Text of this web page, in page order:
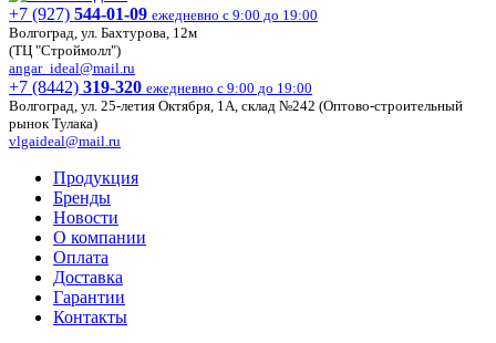
+7 (927) 544-01-09 ежедневно с 9:00 до 19:00
Волгоград, ул. Бахтурова, 12м
(ТЦ "Строймолл")
angar_ideal@mail.ru
+7 (8442) 319-320 ежедневно с 9:00 до 19:00
Волгоград, ул. 25-летия Октября, 1А, склад №242 (Оптово-строительный
рынок Тулака)
vlgaideal@mail.ru
Продукция
Бренды
Новости
О компании
Оплата
Доставка
Гарантии
Контакты